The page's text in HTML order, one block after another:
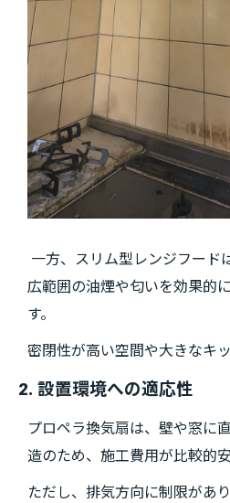
一方、スリム型レンジフード
広範囲の油煙や匂いを効果的
す。
密閉性が高い空間や大きなキ
2. 設置環境への適応性
プロペラ換気扇は、壁や窓に
造のため、施工費用が比較的安
ただし、排気方向に制限があ